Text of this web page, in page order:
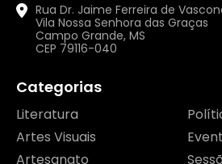
Rua Dr. Jaime Ferreira de
Vila Nossa Senhora das Graças
Campo Grande, MS
CEP 79116-040
Categorias
Literatura
Artes Visuais
Artesanato